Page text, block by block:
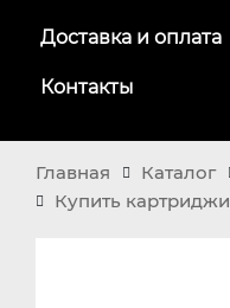
Доставка и оплата
Контакты
Главная Каталог
Купить